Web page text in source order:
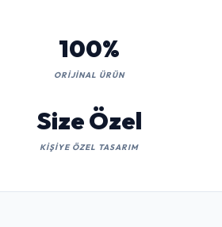
100%
ORIJINAL ÜRÜN
Size Özel
KIŞIYE ÖZEL TASARIM